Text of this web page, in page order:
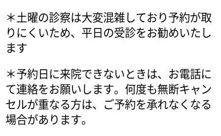
＊土曜の診察は大変混雑しており予約が取
りにくいため、平日の受診をお勧めいたし
ます
＊予約日に来院できないときは、お電話に
て連絡をお願いします。何度も無断キャン
セルが重なる方は、ご予約を承れなくなる
場合があります。